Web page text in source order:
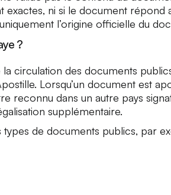
exactes, ni si le document répond
l’origine officielle du
?
la circulation des documents
Lorsqu’un document est
reconnu dans un autre pays
supplémentaire.
de documents publics, par